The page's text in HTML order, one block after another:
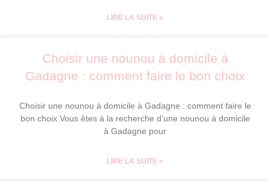
LIRE LA SUITE »
Choisir une nounou à domicile à
Gadagne : comment faire le bon choix
Choisir une nounou à domicile à Gadagne : comment faire le
bon choix Vous êtes à la recherche d’une nounou à domicile
à Gadagne pour
LIRE LA SUITE »